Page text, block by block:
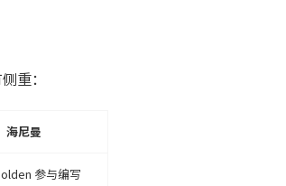
重：
海尼曼
参与编写